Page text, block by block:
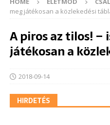
meg játékosan a közlekedési
A piros az tilos! –
játékosan a
2018-09-14
HIRDETÉS